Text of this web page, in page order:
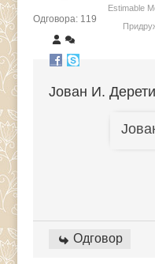
Одговора: 119
Estimable
Јован И.
Одговор